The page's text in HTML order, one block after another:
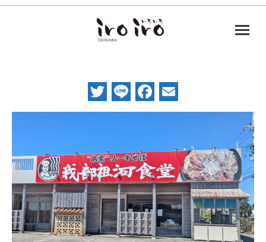
Twitter
LineFacebook